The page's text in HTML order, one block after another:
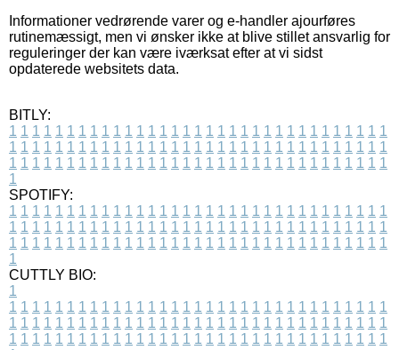
Informationer vedrørende varer og e-handler ajourføres
rutinemæssigt, men vi ønsker ikke at blive stillet ansvarlig for
reguleringer der kan være iværksat efter at vi sidst
opdaterede websitets data.
BITLY:
1 1 1 1 1 1 1 1 1 1 1 1 1 1 1 1 1 1 1 1 1 1 1 1 1 1 1 1 1 1 1 1 1
1 1 1 1 1 1 1 1 1 1 1 1 1 1 1 1 1 1 1 1 1 1 1 1 1 1 1 1 1 1 1 1 1
1 1 1 1 1 1 1 1 1 1 1 1 1 1 1 1 1 1 1 1 1 1 1 1 1 1 1 1 1 1 1 1 1
1
SPOTIFY:
1 1 1 1 1 1 1 1 1 1 1 1 1 1 1 1 1 1 1 1 1 1 1 1 1 1 1 1 1 1 1 1 1
1 1 1 1 1 1 1 1 1 1 1 1 1 1 1 1 1 1 1 1 1 1 1 1 1 1 1 1 1 1 1 1 1
1 1 1 1 1 1 1 1 1 1 1 1 1 1 1 1 1 1 1 1 1 1 1 1 1 1 1 1 1 1 1 1 1
1
CUTTLY BIO:
1
1 1 1 1 1 1 1 1 1 1 1 1 1 1 1 1 1 1 1 1 1 1 1 1 1 1 1 1 1 1 1 1 1
1 1 1 1 1 1 1 1 1 1 1 1 1 1 1 1 1 1 1 1 1 1 1 1 1 1 1 1 1 1 1 1 1
1 1 1 1 1 1 1 1 1 1 1 1 1 1 1 1 1 1 1 1 1 1 1 1 1 1 1 1 1 1 1 1 1